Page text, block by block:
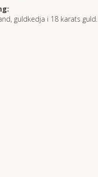
guldkedja i 18 karats guld.